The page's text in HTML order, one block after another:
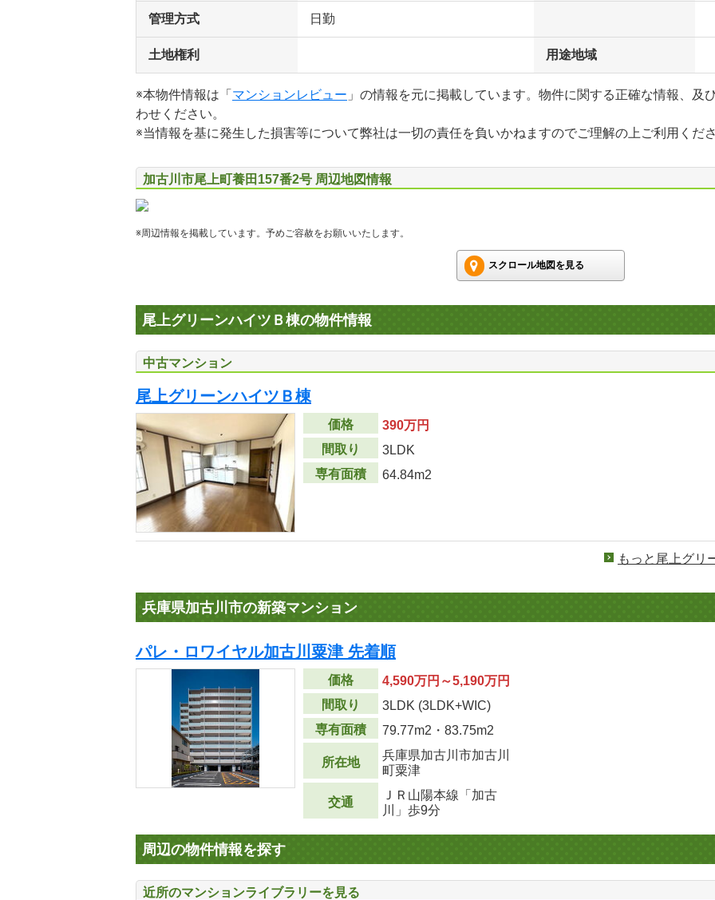
管理方式 日勤
土地権利 用途地域
※本物件情報は「 マンションレビュー 」の情報を元に掲載しています。物件に関する正確な情報、及
わせください。
※当情報を基に発生した損害等について弊社は一切の責任を負いかねますのでご理解の上ご利用くださ
加古川市尾上町養田157番2号 周辺地図情報
※周辺情報を掲載しています。予めご容赦をお願いいたします。
スクロール地図を見る
尾上グリーンハイツＢ棟の物件情報
中古マンション
尾上グリーンハイツＢ棟
価格
390万円
間取り
3LDK
専有面積
64.84m2
もっと尾上グリ
兵庫県加古川市の新築マンション
パレ・ロワイヤル加古川粟津 先着順
価格
4,590万円～5,190万円
間取り
3LDK (3LDK+WIC)
専有面積
79.77m2 ・83.75m2
所在地
兵庫県加古川市加古川
町粟津
交通
ＪＲ山陽本線「加古
川」歩9分
周辺の物件情報を探す
近所のマンションライブラリーを見る